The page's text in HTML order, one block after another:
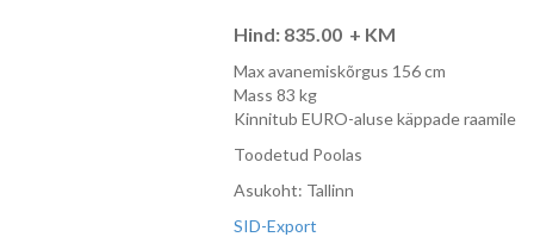
Hind: 835.00 + KM
Max avanemiskõrgus 156 cm
Mass 83 kg
Kinnitub EURO-aluse käppade raamile
Toodetud Poolas
Asukoht: Tallinn
SID-Export